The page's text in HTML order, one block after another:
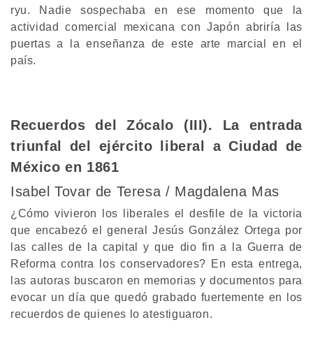
ryu. Nadie sospechaba en ese momento que la
actividad comercial mexicana con Japón abriría las
puertas a la enseñanza de este arte marcial en el
país.
Recuerdos del Zócalo (III). La entrada
triunfal del ejército liberal a Ciudad de
México en 1861
Isabel Tovar de Teresa / Magdalena Mas
¿Cómo vivieron los liberales el desfile de la victoria
que encabezó el general Jesús González Ortega por
las calles de la capital y que dio fin a la Guerra de
Reforma contra los conservadores? En esta entrega,
las autoras buscaron en memorias y documentos para
evocar un día que quedó grabado fuertemente en los
recuerdos de quienes lo atestiguaron.